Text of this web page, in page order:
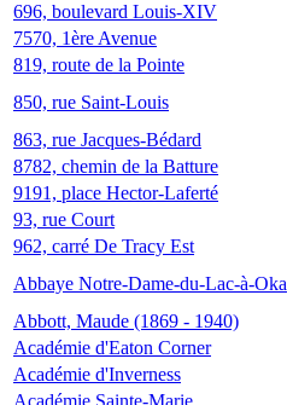
696, boulevard Louis-XIV
7570, 1ère Avenue
819, route de la Pointe
850, rue Saint-Louis
863, rue Jacques-Bédard
8782, chemin de la Batture
9191, place Hector-Laferté
93, rue Court
962, carré De Tracy Est
Abbaye Notre-Dame-du-Lac-à-Oka
Abbott, Maude (1869 - 1940)
Académie d'Eaton Corner
Académie d'Inverness
Académie Sainte-Marie